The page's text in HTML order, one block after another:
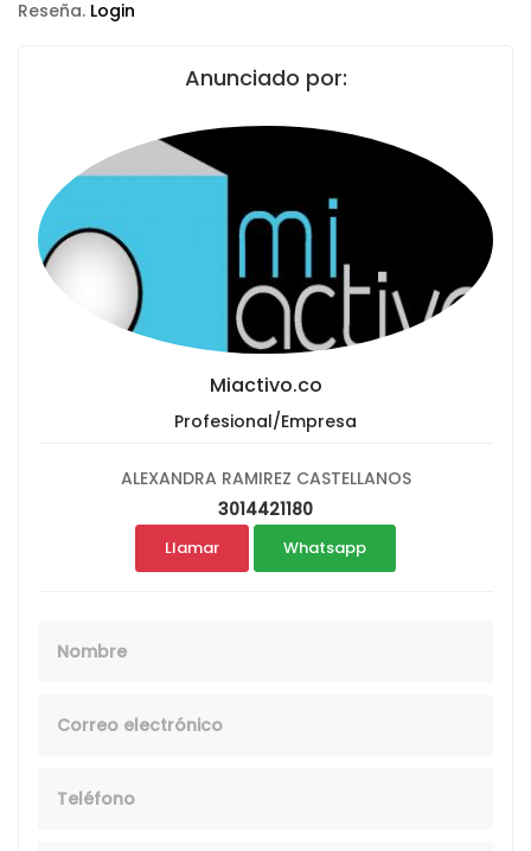
Reseña. Login
Anunciado por:
Miactivo.co
Profesional/Empresa
ALEXANDRA RAMIREZ CASTELLANOS
3014421180
Llamar Whatsapp